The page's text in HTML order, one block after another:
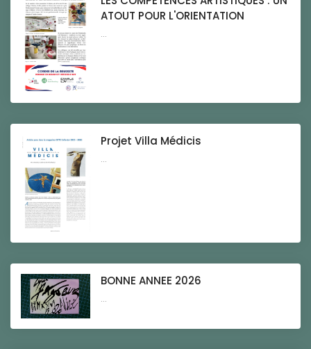
ATOUT POUR L'ORIENTATION
...
Projet Villa Médicis
...
BONNE ANNEE 2026
...